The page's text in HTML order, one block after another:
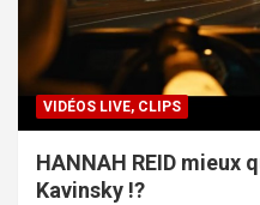
VIDÉOS LIVE, CLIPS
HANNAH REID mieux
Kavinsky !?